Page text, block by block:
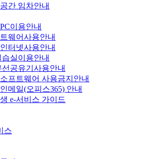
간 임차안내
이용안내
웨어사용안내
터넷사용안내
습실이용안내
선공유기사용안내
프트웨어 사용금지안내
메일(오피스365) 안내
e-서비스 가이드
스